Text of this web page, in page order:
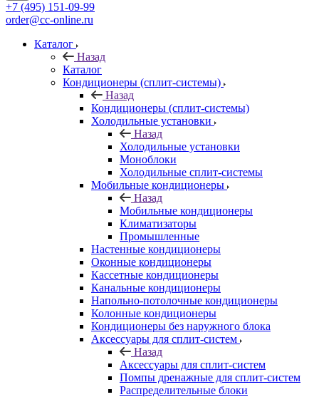
+7 (495) 151-09-99
order@cc-online.ru
Каталог
Назад
Каталог
Кондиционеры (сплит-системы)
Назад
Кондиционеры (сплит-системы)
Холодильные установки
Назад
Холодильные установки
Моноблоки
Холодильные сплит-системы
Мобильные кондиционеры
Назад
Мобильные кондиционеры
Климатизаторы
Промышленные
Настенные кондиционеры
Оконные кондиционеры
Кассетные кондиционеры
Канальные кондиционеры
Напольно-потолочные кондиционеры
Колонные кондиционеры
Кондиционеры без наружного блока
Аксессуары для сплит-систем
Назад
Аксессуары для сплит-систем
Помпы дренажные для сплит-систем
Распределительные блоки